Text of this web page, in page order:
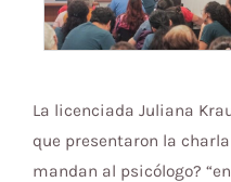
La licenciada Juliana
que presentaron la
mandan al psicólogo?